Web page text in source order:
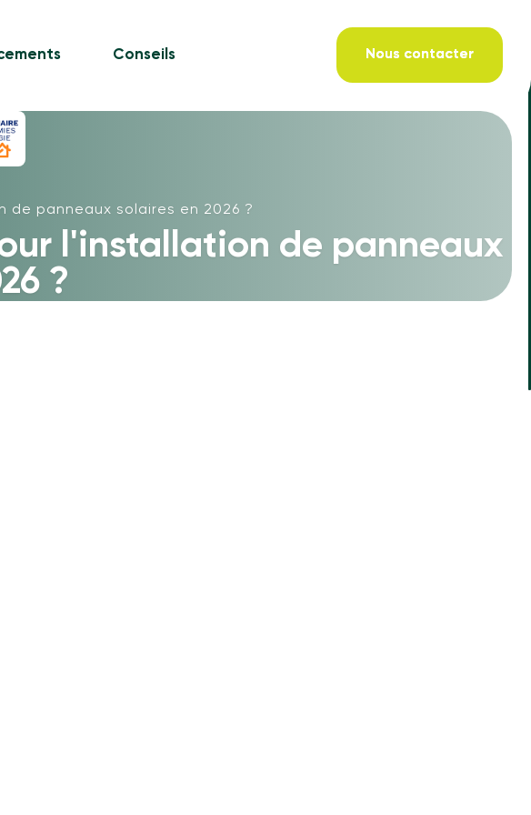
Conseils Nous contacter
panneaux solaires en 2026 ?
l'installation de panneaux
?